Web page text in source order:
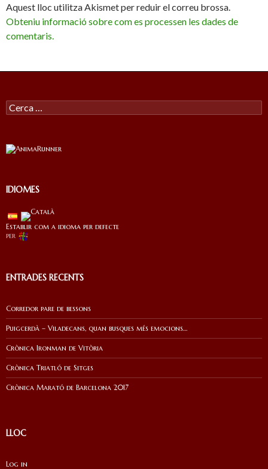
Aquest lloc utilitza Akismet per reduir el correu brossa.
Obteniu informació sobre com es processen les dades de
comentaris.
Cercar:
IDIOMES
Establir com a idioma per defecte
per
ENTRADES RECENTS
Corredor pare de bessons
Puigcerdà – Viladecans, quan busques més emocions…
Crònica Ironman de Vitòria
Crònica Triatló de Sitges
Crònica Marató de Barcelona 2017
LLOC
Log in